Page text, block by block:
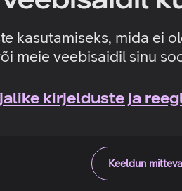
kasutamiseks, mida ei
meie veebisaidil sinu
kirjelduste ja
Keeldun